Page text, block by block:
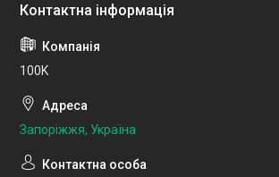
100K
Запоріжжя, Україна